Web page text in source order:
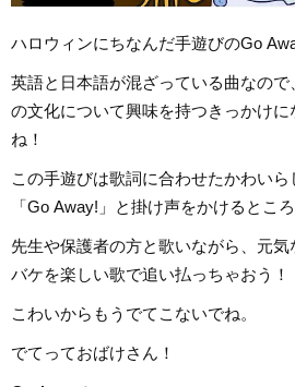
ハロウィンにちなんだ手遊びのGo
英語と日本語が混ざっている曲なの
の文化について興味を持つきっかけ
ね！
この手遊びは歌詞に合わせたかわい
「Go Away!」と掛け声をかけるとこ
先生や保護者の方と歌いながら、元
バケを楽しい歌で追い払っちゃおう！
こわいからもうでてこないでね。
でてっておばけさん！